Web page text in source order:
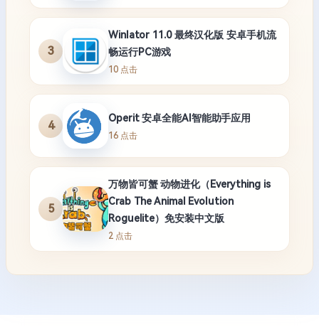
3
Winlator 11.0 最终汉化版 安卓手机流
畅运行PC游戏
10 点击
4
Operit 安卓全能AI智能助手应用
16 点击
5
万物皆可蟹 动物进化（Everything is
Crab The Animal Evolution
Roguelite）免安装中文版
2 点击